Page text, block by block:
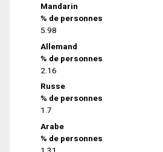
Mandarin
% de personnes
5.98
Allemand
% de personnes
2.16
Russe
% de personnes
1.7
Arabe
% de personnes